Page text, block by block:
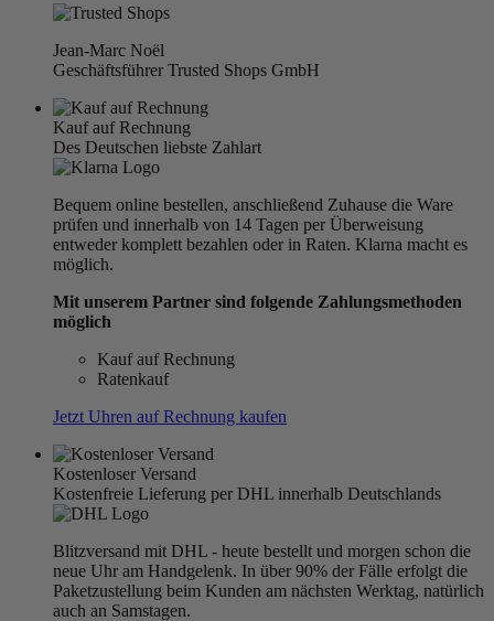
Jean-Marc Noël
Geschäftsführer Trusted Shops GmbH
Kauf auf Rechnung
Des Deutschen liebste Zahlart
Bequem online bestellen, anschließend Zuhause die Ware
prüfen und innerhalb von 14 Tagen per Überweisung
entweder komplett bezahlen oder in Raten. Klarna macht es
möglich.
Mit unserem Partner sind folgende Zahlungsmethoden
möglich
Kauf auf Rechnung
Ratenkauf
Jetzt Uhren auf Rechnung kaufen
Kostenloser Versand
Kostenfreie Lieferung per DHL innerhalb Deutschlands
Blitzversand mit DHL - heute bestellt und morgen schon die
neue Uhr am Handgelenk. In über 90% der Fälle erfolgt die
Paketzustellung beim Kunden am nächsten Werktag, natürlich
auch an Samstagen.